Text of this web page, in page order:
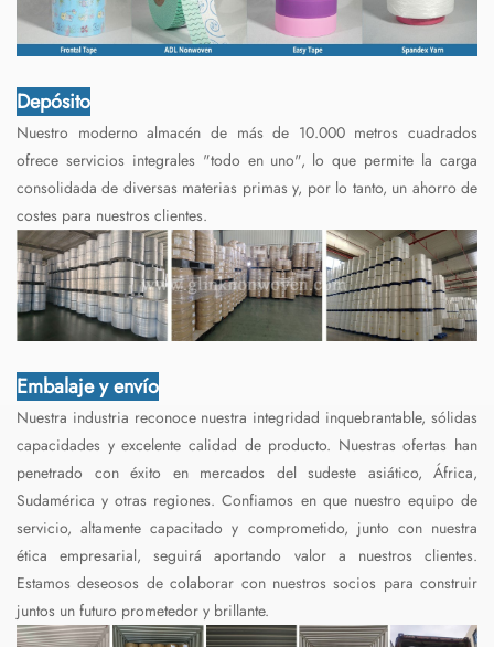
Depósito
Nuestro moderno almacén de más de 10.000 metros cuadrados
ofrece servicios integrales "todo en uno", lo que permite la carga
consolidada de diversas materias primas y, por lo tanto, un ahorro de
costes para nuestros clientes.
Embalaje y envío
Nuestra industria reconoce nuestra integridad inquebrantable, sólidas
capacidades y excelente calidad de producto. Nuestras ofertas han
penetrado con éxito en mercados del sudeste asiático, África,
Sudamérica y otras regiones. Confiamos en que nuestro equipo de
servicio, altamente capacitado y comprometido, junto con nuestra
ética empresarial, seguirá aportando valor a nuestros clientes.
Estamos deseosos de colaborar con nuestros socios para construir
juntos un futuro prometedor y brillante.